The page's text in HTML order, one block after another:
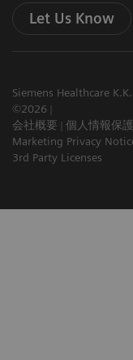
Let Us Know
Siemens Healthcare
©2026
会社概要
個人情報保
Marketing Privacy
3rd Party Licenses